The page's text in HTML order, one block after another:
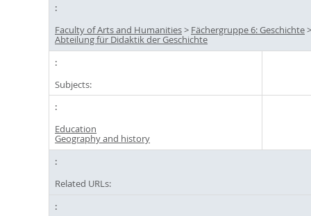
Faculty of Arts and Humanities> Fächergruppe 6: Geschichte
Abteilung für Didaktik der Geschichte
Subjects:
Education
Geography and history
Related URLs: